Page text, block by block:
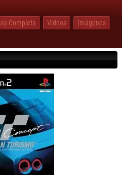
Completa Videos
Imágenes